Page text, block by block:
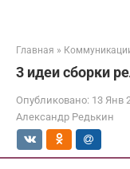
Главная »
3 идеи сборки
Опубликовано: 13 Янв
Александр Редькин